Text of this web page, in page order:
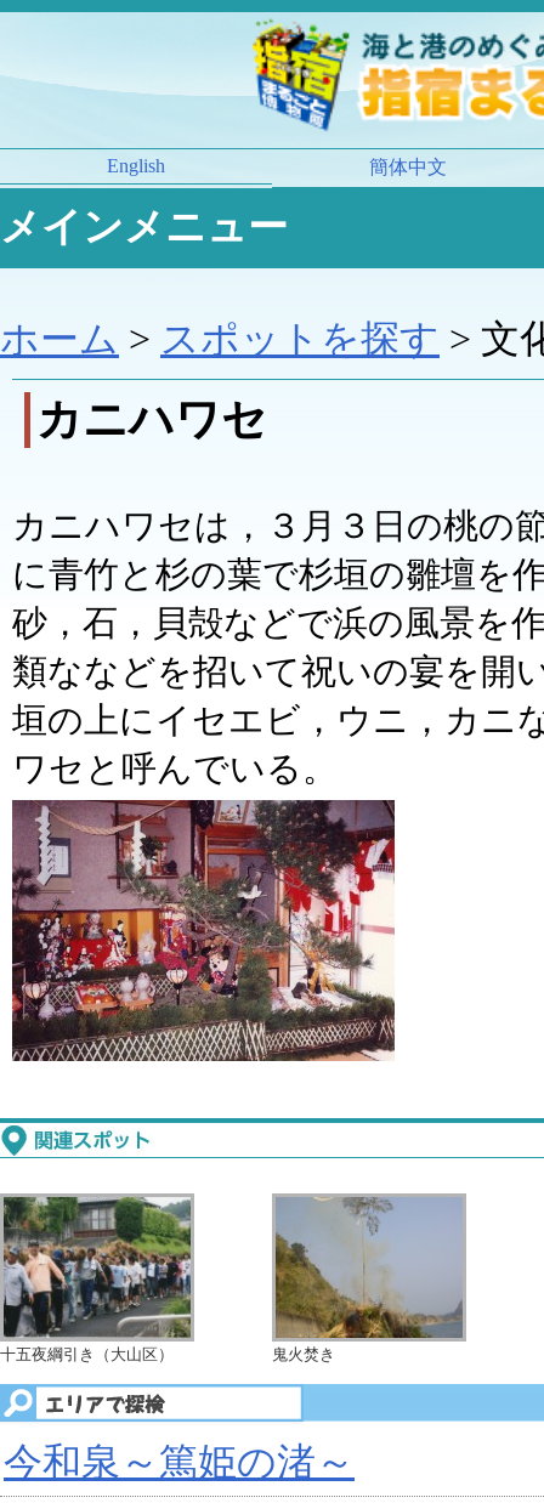
English 簡体中文
メインメニュー
ホーム > スポットを探す > 文
カニハワセ
カニハワセは，３月３日の桃の
に青竹と杉の葉で杉垣の雛壇を
砂，石，貝殻などで浜の風景を
類ななどを招いて祝いの宴を開
垣の上にイセエビ，ウニ，カニ
ワセと呼んでいる。
十五夜綱引き（大山区） 鬼火焚き
今和泉～篤姫の渚～